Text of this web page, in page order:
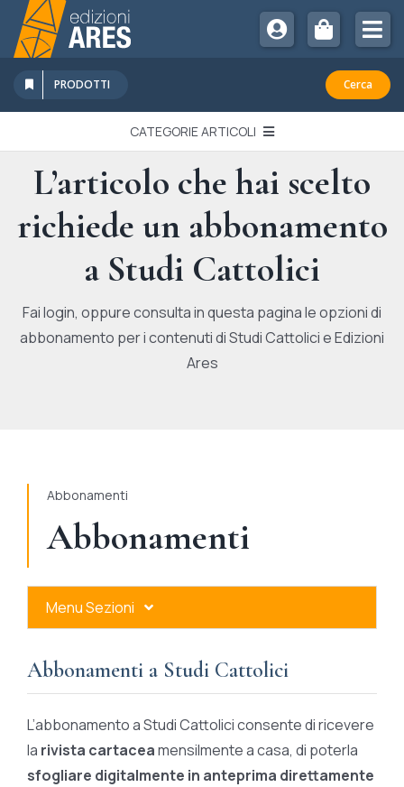
Salta
contenuto
Chi Siamo
Sostienici
Abbonamenti
Promozioni
Newsletter
PRODOTTI Cerca
CATEGORIE ARTICOLI
EDITORIALI
IN QUESTO NUMERO
RECENSIONI
L’articolo che hai scelto
richiede un abbonamento
a Studi Cattolici
Fai login, oppure consulta in questa pagina le opzioni di
abbonamento per i contenuti di Studi Cattolici e Edizioni
Ares
Abbonamenti
Abbonamenti
Menu Sezioni
Ares Gold
Ares Digital
Abbonamenti a Studi Cattolici
L’abbonamento a Studi Cattolici consente di ricevere
la rivista cartaceamensilmente a casa, di poterla
sfogliare digitalmente in anteprima direttamente